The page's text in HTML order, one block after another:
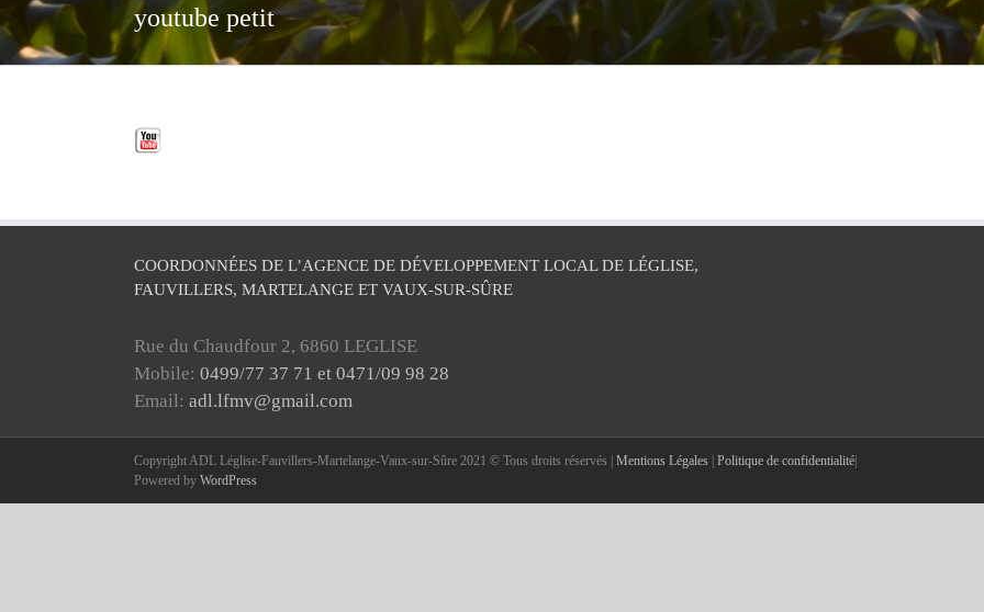
youtube petit
COORDONNÉES DE L’AGENCE DE DÉVELOPPEMENT LOCAL DE LÉGLISE,
FAUVILLERS, MARTELANGE ET VAUX-SUR-SÛRE
Rue du Chaudfour 2, 6860 LEGLISE
Mobile: 0499/77 37 71 et 0471/09 98 28
Email: adl.lfmv@gmail.com
Copyright ADL Léglise-Fauvillers-Martelange-Vaux-sur-Sûre 2021 © Tous droits réservés | Mentions Légales Politique de confidentialité
Powered by WordPress